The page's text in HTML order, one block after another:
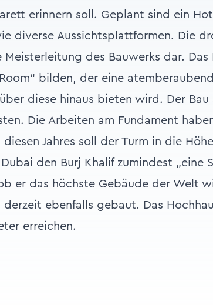
erinnern soll. Geplant sind ein
diverse Aussichtsplattformen. Die
des Bauwerks dar.
bilden, der eine
diese hinaus bieten wird. Der Bau
Die Arbeiten am Fundament
Jahres soll der Turm in die
den Burj Khalif zumindest „eine
er das höchste Gebäude der Welt
ebenfalls gebaut. Das
erreichen.